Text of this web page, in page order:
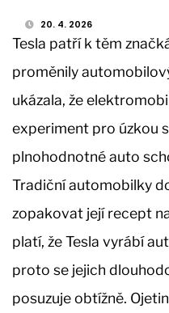
20. 4. 2026
Tesla patří k těm
proměnily
ukázala, že
experiment pro úzkou
plnohodnotné auto
Tradiční automobilky
zopakovat její recept
platí, že Tesla vyrábí
proto se jejich
posuzuje obtížně.